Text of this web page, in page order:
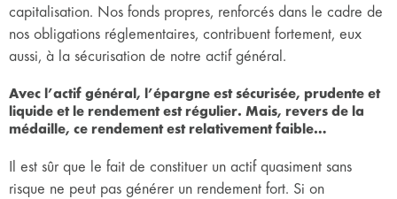
capitalisation. Nos fonds propres, renforcés dans le cadre de
nos obligations réglementaires, contribuent fortement, eux
aussi, à la sécurisation de notre actif général.
Avec l’actif général, l’épargne est sécurisée, prudente et
liquide et le rendement est régulier. Mais, revers de la
médaille, ce rendement est relativement faible…
Il est sûr que le fait de constituer un actif quasiment sans
risque ne peut pas générer un rendement fort. Si on